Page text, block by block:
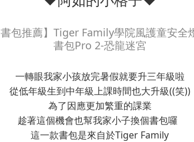
書包推薦】Tiger Family學院風護童安全
書包Pro 2-恐龍迷宮
一轉眼我家小孩放完暑假就要升三年級啦
從低年級生到中年級上課時間也大升級((笑))
為了因應更加繁重的課業
趁著這個機會也幫我家小子換個書包囉
這一款書包是來自於Tiger Family